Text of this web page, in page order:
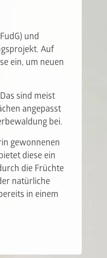
und
Auf
ein, um neuen
sind meist
angepasst
bei.
gewonnenen
diese ein
die Früchte
natürliche
in einem